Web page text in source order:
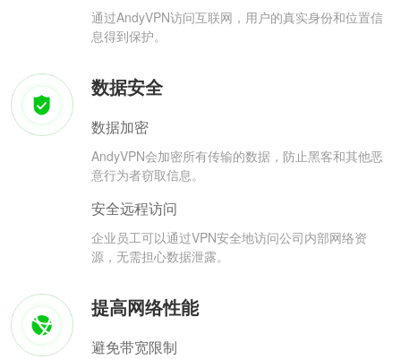
通过AndyVPN访问互联网，用户的真实身份和位置信
息得到保护。
数据安全
数据加密
AndyVPN会加密所有传输的数据，防止黑客和其他恶
意行为者窃取信息。
安全远程访问
企业员工可以通过VPN安全地访问公司内部网络资
源，无需担心数据泄露。
提高网络性能
避免带宽限制